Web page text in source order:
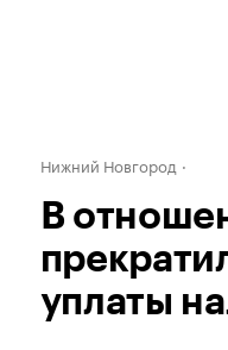
Нижний Новгород
В
уплаты